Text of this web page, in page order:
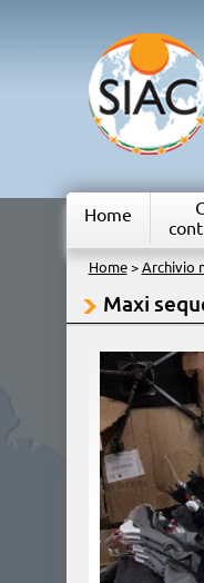
Home
Home> Archivio
Maxi